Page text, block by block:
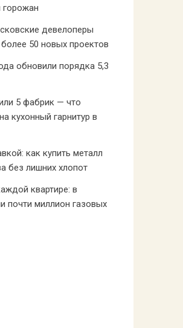
горожан
девелоперы
50 новых проектов
обновили порядка 5,3
5 фабрик — что
кухонный гарнитур в
как купить металл
без лишних хлопот
квартире: в
почти миллион газовых